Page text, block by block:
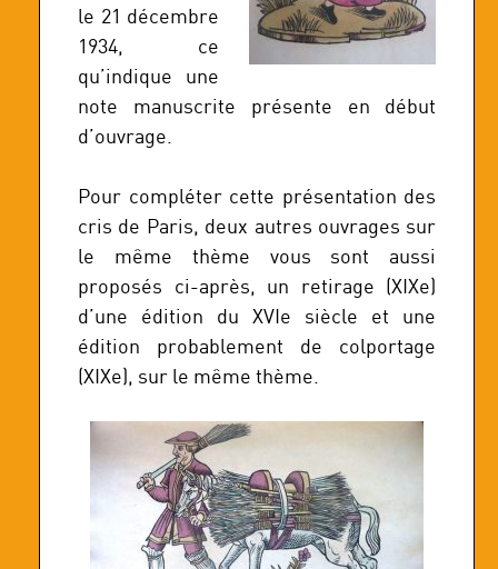
le 21 décembre
1934, ce
qu’indique une
note manuscrite présente en début
d’ouvrage.
Pour compléter cette présentation des
cris de Paris, deux autres ouvrages sur
le même thème vous sont aussi
proposés ci-après, un retirage (XIXe)
d’une édition du XVIe siècle et une
édition probablement de colportage
(XIXe), sur le même thème.